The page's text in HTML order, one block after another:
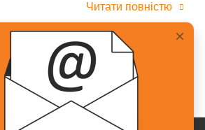
Читати повністю
Всі статті